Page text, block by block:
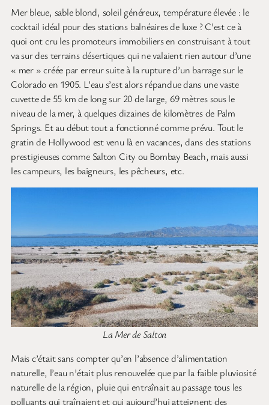
Mer bleue, sable blond, soleil généreux, température élevée : le
cocktail idéal pour des stations balnéaires de luxe ? C’est ce à
quoi ont cru les promoteurs immobiliers en construisant à tout
va sur des terrains désertiques qui ne valaient rien autour d’une
« mer » créée par erreur suite à la rupture d’un barrage sur le
Colorado en 1905. L’eau s’est alors répandue dans une vaste
cuvette de 55 km de long sur 20 de large, 69 mètres sous le
niveau de la mer, à quelques dizaines de kilomètres de Palm
Springs. Et au début tout a fonctionné comme prévu. Tout le
gratin de Hollywood est venu là en vacances, dans des stations
prestigieuses comme Salton City ou Bombay Beach, mais aussi
les campeurs, les baigneurs, les pêcheurs, etc.
La Mer de Salton
Mais c’était sans compter qu’en l’absence d’alimentation
naturelle, l’eau n’était plus renouvelée que par la faible pluviosité
naturelle de la région, pluie qui entraînait au passage tous les
polluants qui traînaient et qui aujourd’hui atteignent des